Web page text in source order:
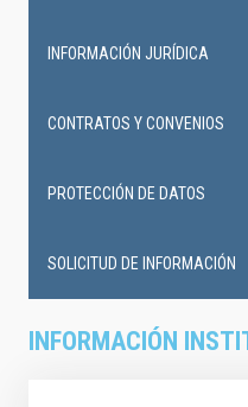
INFORMACIÓN
INFORMACIÓN JURÍDICA
CONTRATOS Y CONVENIOS
PROTECCIÓN DE DATOS
SOLICITUD DE INFORMACIÓN